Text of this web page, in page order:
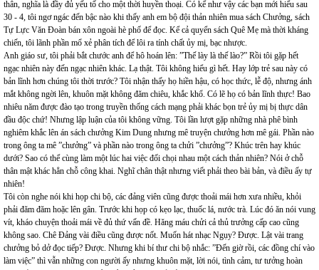
thân, nghĩa là đầy đủ yếu tố cho một thời huyền thoại. Có kể như vậy các bạn mới hiểu sau
30 - 4, tôi ngơ ngác đến bậc nào khi thấy anh em bộ đội thản nhiên mua sách Chưởng, sách
Tự Lực Văn Đoàn bán xôn ngoài hè phố để đọc. Kể cả quyển sách Quê Mẹ mà thời kháng
chiến, tôi lãnh phần mổ xẻ phân tích để lôi ra tính chất ủy mị, bạc nhược.
Anh giáo sư, tôi phải bắt chước anh để hô hoán lên: ”Thế lày là thế lào?” Rồi tôi gặp hết
ngạc nhiên này đến ngạc nhiên khác. Lạ thật. Tôi không hiểu gì hết. Hay lớp trẻ sau này có
bản lĩnh hơn chúng tôi thời trước? Tôi nhận thấy họ hiền hậu, có học thức, lễ độ, nhưng ánh
mắt không ngời lên, khuôn mặt không đăm chiêu, khắc khổ. Có lẽ họ có bản lĩnh thực! Bao
nhiêu năm được đào tạo trong truyền thống cách mạng phải khác bọn trẻ ủy mị bị thực dân
đầu độc chứ! Nhưng lập luận của tôi không vững. Tôi lần lượt gặp những nhà phê bình
nghiêm khắc lên án sách chưởng Kim Dung nhưng mê truyện chưởng hơn mê gái. Phần nào
trong ông ta mê ”chưởng” và phần nào trong ông ta chửi ”chưởng”? Khúc trên hay khúc
dưới? Sao có thể cùng làm một lúc hai việc đối chọi nhau một cách thản nhiên? Nói ở chỗ
thân mật khác hẳn chỗ công khai. Nghĩ chân thật nhưng viết phải theo bài bản, và điều ấy tự
nhiên!
Tôi còn nghe nói khi họp chi bộ, các đảng viên cũng được thoải mái hơn xưa nhiều, khỏi
phải đăm đăm hoặc lên gân. Trước khi họp có kẹo lạc, thuốc lá, nước trà. Lúc đó ăn nói vung
vít, kháo chuyện thoải mái về đủ thứ vấn đề. Hăng máu chửi cả thủ trưởng cấp cao cũng
không sao. Chê Đảng vài điều cũng được nốt. Muốn hát nhạc Ngụy? Được. Lật vài trang
chưởng bỏ dở đọc tiếp? Được. Nhưng khi bí thư chi bộ nhắc: ”Đến giờ rồi, các đồng chí vào
làm việc” thì vẫn những con người ấy nhưng khuôn mặt, lời nói, tình cảm, tư tưởng hoàn